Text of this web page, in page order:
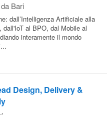
Bari
dall’Intelligenza Artificiale alla
dall'IoT al BPO, dal Mobile al
interamente il mondo
Design, Delivery &